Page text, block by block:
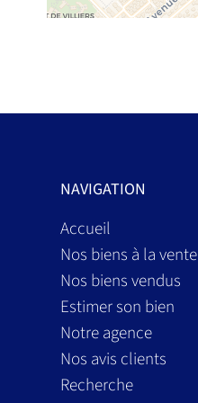
NAVIGATION
Accueil
Nos biens à la vente
Nos biens vendus
Estimer son bien
Notre agence
Nos avis clients
Recherche